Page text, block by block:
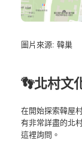
圖片來源: 韓巢
👣北村文
在開始探索韓屋
有非常詳盡的北
這裡詢問。